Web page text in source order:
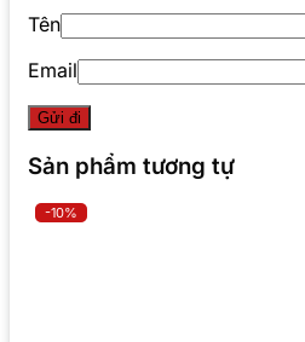
Tên
Email
Sản phẩm tương tự
-10%